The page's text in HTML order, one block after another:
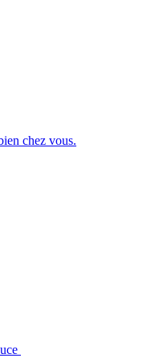
chez vous.